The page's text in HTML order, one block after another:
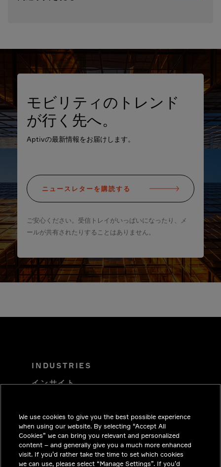
モビリティのトレンド
が行く先へ。
Aptivの最新情報をお届けします。
ニュースレターを購読する
ご安心ください。受信トレイがいっぱいになったり、メ
ールが共有されたりすることはありません。
INDUSTRIES
インサイト
採用情報
投資家向けお知らせ
ニュースルーム
We use cookies to give you the best possible experience
when using our website. By selecting “Accept All
Cookies” we can bring you relevant and personalized
content – and generally give you a much more enhanced
visit. If you’d rather take the time to set which cookies
we can use, please select “Manage Settings”. If you’d